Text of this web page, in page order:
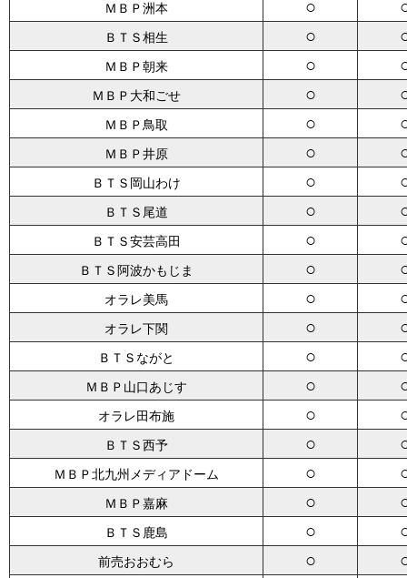
ＭＢＰ洲本 ○
ＢＴＳ相生 ○
ＭＢＰ朝来 ○
ＭＢＰ大和ごせ ○
ＭＢＰ鳥取 ○
ＭＢＰ井原 ○
ＢＴＳ岡山わけ ○
ＢＴＳ尾道 ○
ＢＴＳ安芸高田 ○
ＢＴＳ阿波かもじま ○
オラレ美馬 ○
オラレ下関 ○
ＢＴＳながと ○
ＭＢＰ山口あじす ○
オラレ田布施 ○
ＢＴＳ西予 ○
ＭＢＰ北九州メディアドーム ○
ＭＢＰ嘉麻 ○
ＢＴＳ鹿島 ○
前売おおむら ○